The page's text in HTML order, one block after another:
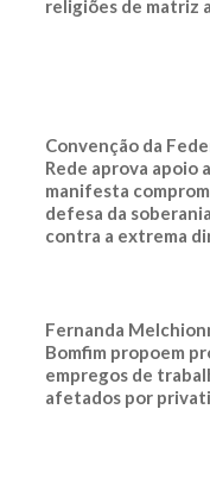
religiões de matriz
Convenção da
Rede aprova apoio
manifesta
defesa da
contra a extrema
Fernanda
Bomfim propoem
empregos de
afetados por